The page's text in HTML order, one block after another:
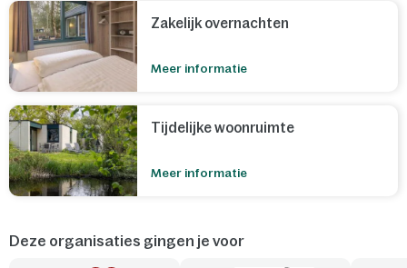
Zakelijk overnachten
Meer informatie
Tijdelijke woonruimte
Meer informatie
Deze organisaties gingen je voor